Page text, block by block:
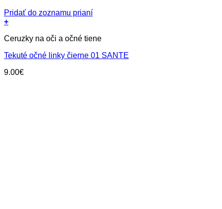
Pridať do zoznamu prianí
+
Ceruzky na oči a očné tiene
Tekuté očné linky čierne 01 SANTE
9.00€